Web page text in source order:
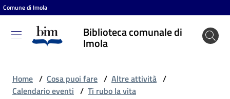
Vai al contenuto
Vai alla navigazione
Vai al footer
Comune di Imola
Biblioteca comunale di
Imola
Biblioteca
comunale
Home / Cosa puoi fare / Altre attività /
Calendario eventi / Ti rubo la vita